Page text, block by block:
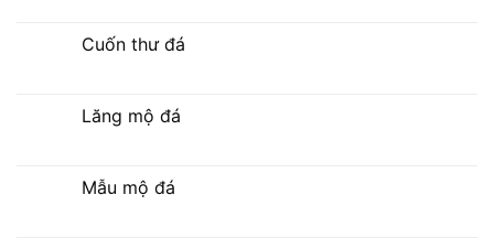
Cuốn thư đá
Lăng mộ đá
Mẫu mộ đá